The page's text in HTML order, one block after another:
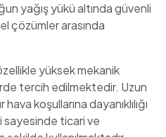
yağış yükü altında güvenli
çözümler arasında
yüksek mekanik
tercih edilmektedir. Uzun
koşullarına dayanıklılığı
sayesinde ticari ve